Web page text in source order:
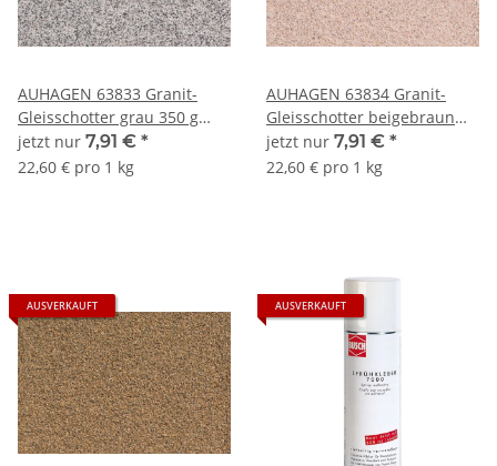
AUHAGEN 63833 Granit-
Gleisschotter grau 350 g
Spur TT und N
jetzt nur 7,91 € *
22,60 € pro 1 kg
AUHAGEN 63834 Granit-
Gleisschotter beigebraun
350 g Spur TT und N
jetzt nur 7,91 € *
22,60 € pro 1 kg
AUSVERKAUFT AUSVERKAUFT